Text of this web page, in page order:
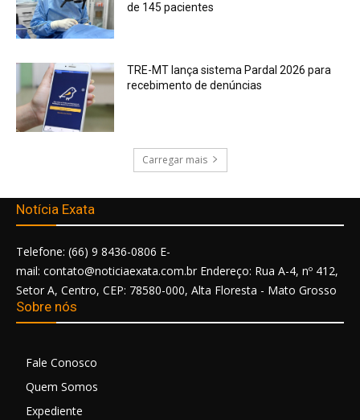
de 145 pacientes
TRE-MT lança sistema Pardal 2026 para
recebimento de denúncias
Carregar mais
Notícia Exata
Telefone: (66) 9 8436-0806 E-
mail: contato@noticiaexata.com.br Endereço: Rua A-4, nº 412,
Setor A, Centro, CEP: 78580-000, Alta Floresta - Mato Grosso
Sobre nós
Fale Conosco
Quem Somos
Expediente